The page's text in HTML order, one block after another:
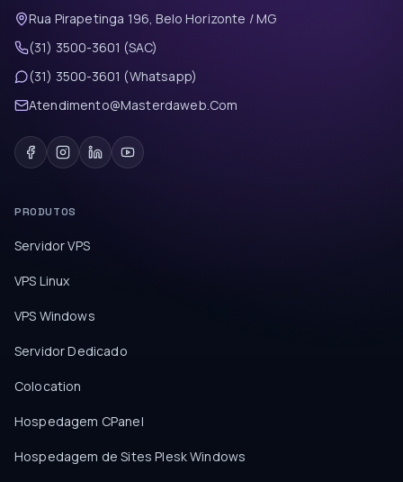
Rua Pirapetinga 196, Belo Horizonte / MG
(31) 3500-3601 (SAC)
(31) 3500-3601 (Whatsapp)
Atendimento@Masterdaweb.Com
PRODUTOS
Servidor VPS
VPS Linux
VPS Windows
Servidor Dedicado
Colocation
Hospedagem CPanel
Hospedagem de Sites Plesk Windows